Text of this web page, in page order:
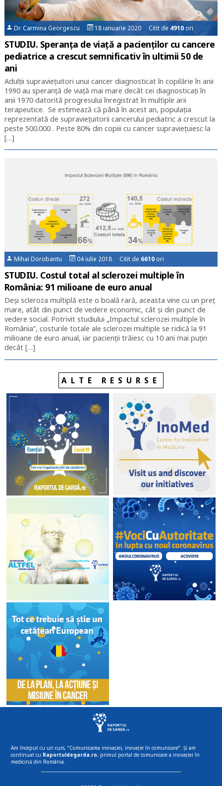
Dr. Carmina Georgescu 18 ianuarie 2020 Citit de 4910ori
STUDIU. Speranța de viață a pacienților cu cancere
pediatrice a crescut semnificativ în ultimii 50 de
ani
Adulții supraviețuitori unui cancer diagnosticat în copilărie în anii
1990 au speranță de viață mai mare decât cei diagnosticați în
anii 1970 datorită progresului înregistrat în multiple arii
terapeutice. Se estimează că până în acest an, populația
reprezentată de supraviețuitorii cancerului pediatric a crescut la
peste 500.000 . Peste 80% din copiii cu cancer supraviețuiesc la
[…]
Mihai Dorobantu 04 iulie 2018 Citit de 6610 ori
STUDIU. Costul total al sclerozei multiple în
România: 91 milioane de euro anual
Deși scleroza multiplă este o boală rară, aceasta vine cu un preț
mare, atât din punct de vedere economic, cât și din punct de
vedere social. Potrivit studiului „Impactul sclerozei multiple în
România”, costurile totale ale sclerozei multiple se ridică la 91
milioane de euro anual, iar pacienții trăiesc cu 10 ani mai puțin
decât […]
ALTE RESURSE
Am început cu un curs, “Comunicarea inovației, inovație în comunicare”. Și am
continuat cu Raportuldegarda.ro, primul portal de comunicare a inovației în
medicină din România.